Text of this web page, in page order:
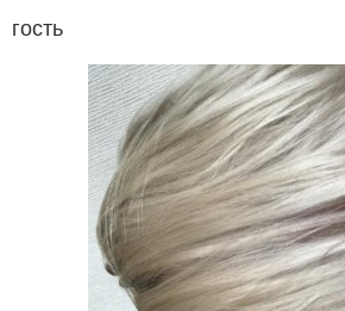
гость